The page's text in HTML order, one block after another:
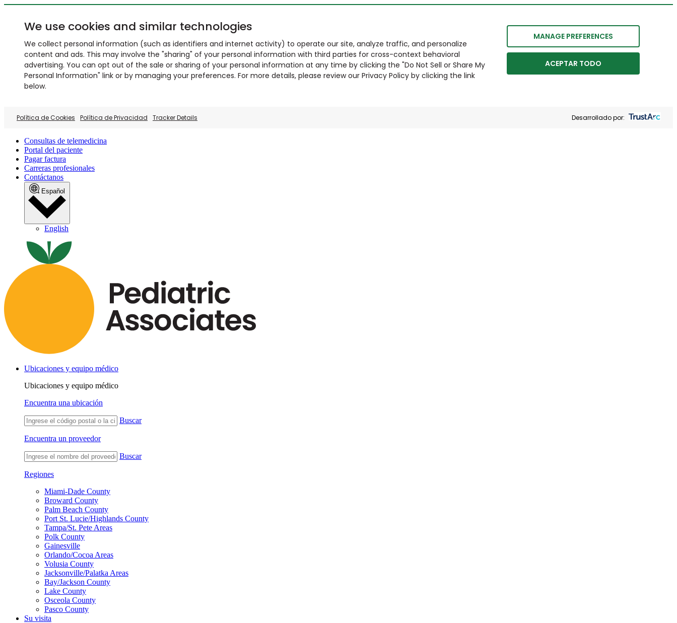
We use cookies and similar technologies
We collect personal information (such as identifiers and internet activity) to operate our site, analyze traffic, and personalize
content and ads. This may involve the "sharing" of your personal information with third parties for cross-context behavioral
advertising. You can opt out of the sale or sharing of your personal information at any time by clicking the "Do Not Sell or Share My
Personal Information" link or by managing your preferences. For more details, please review our Privacy Policy by clicking the link
below.
MANAGE PREFERENCES
ACEPTAR TODO
Política de Cookies Política de Privacidad Tracker Details Desarrollado por:
Consultas de telemedicina
Portal del paciente
Pagar factura
Carreras profesionales
Contáctanos
Español
English
Ubicaciones y equipo médico
Ubicaciones y equipo médico
Encuentra una ubicación
Buscar
Encuentra un proveedor
Buscar
Regiones
Miami-Dade County
Broward County
Palm Beach County
Port St. Lucie/Highlands County
Tampa/St. Pete Areas
Polk County
Gainesville
Orlando/Cocoa Areas
Volusia County
Jacksonville/Palatka Areas
Bay/Jackson County
Lake County
Osceola County
Pasco County
Su visita